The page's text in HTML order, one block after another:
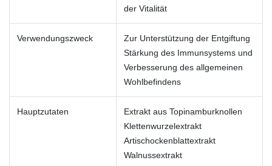
der Vitalität
Verwendungszweck
Zur Unterstützung der Entgiftung
Stärkung des Immunsystems und
Verbesserung des allgemeinen
Wohlbefindens
Hauptzutaten
Extrakt aus Topinamburknollen
Klettenwurzelextrakt
Artischockenblattextrakt
Walnussextrakt